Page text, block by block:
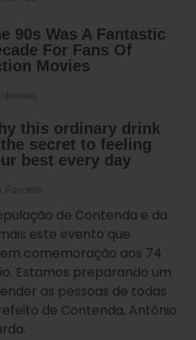
de Contenda e da
este evento que
comemoração aos 74
Estamos preparando um
as pessoas de todas
de Contenda, Antônio